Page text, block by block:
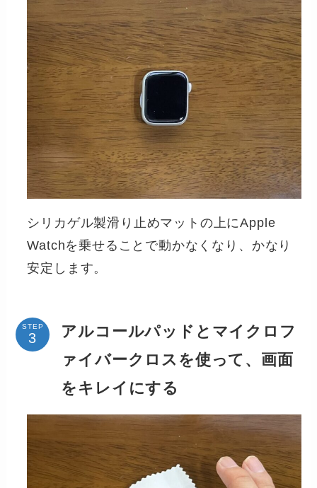
シリカゲル製滑り止めマットの上にApple
Watchを乗せることで動かなくなり、かなり
安定します。
STEP
アルコールパッドとマイクロフ
ァイバークロスを使って、画面
をキレイにする